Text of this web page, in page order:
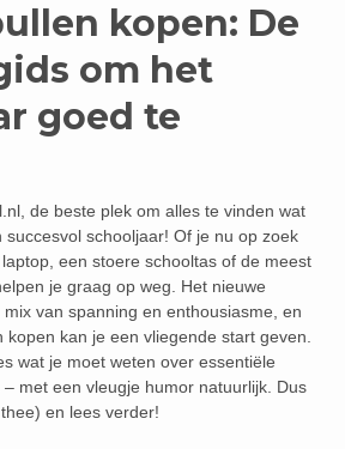
kopen: De
om het
goed te
de beste plek om alles te vinden wat
succesvol schooljaar! Of je nu op zoek
een stoere schooltas of de meest
je graag op weg. Het nieuwe
van spanning en enthousiasme, en
kopen kan je een vliegende start geven.
wat je moet weten over essentiële
met een vleugje humor natuurlijk. Dus
en lees verder!